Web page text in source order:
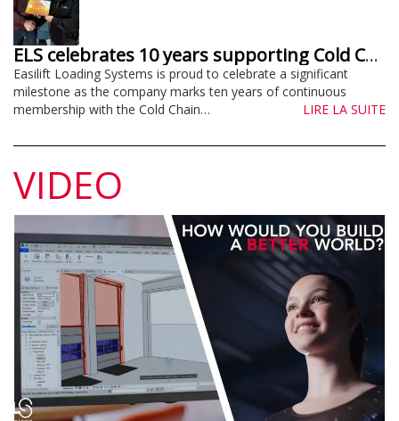
ELS celebrates 10 years supporting Cold Chain Federation
Easilift Loading Systems is proud to celebrate a significant
milestone as the company marks ten years of continuous
membership with the Cold Chain…
LIRE LA SUITE
VIDEO